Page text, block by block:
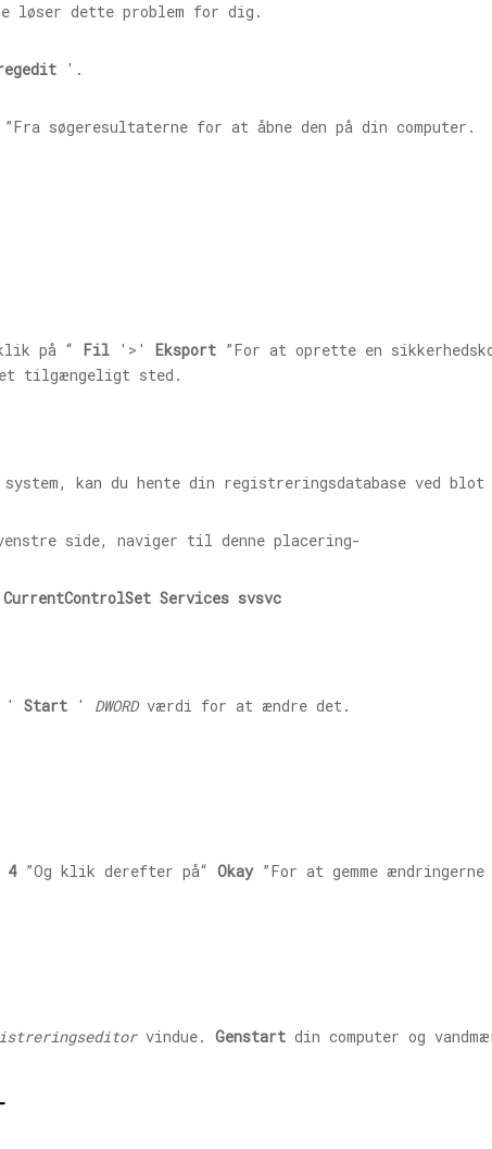
løser dette problem for dig.
'.
”Fra søgeresultaterne for at åbne den på din computer.
på “ Fil '>' Eksport ”For at oprette en
let tilgængeligt sted.
kan du hente din registreringsdatabase ved blot
side, naviger til denne placering-
CurrentControlSet Services svsvc
' Start ' DWORDværdi for at ændre det.
4”Og klik derefter på“ Okay”For at gemme ændringerne
vindue. Genstart din computer og